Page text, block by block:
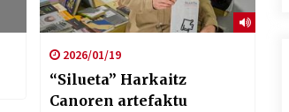
2026/01/19
“Silueta” Harkaitz
Canoren artefaktu